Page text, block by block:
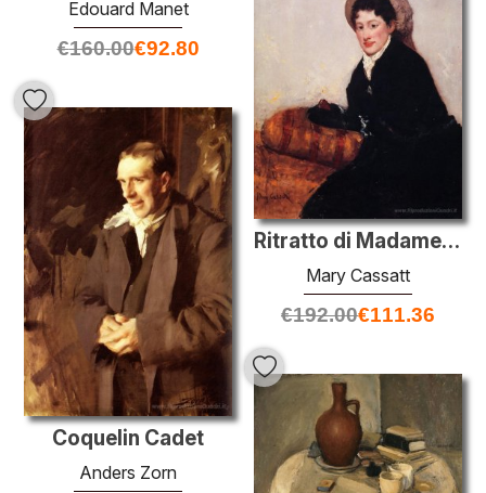
Edouard Manet
€160.00€92.80
Ritratto di Madame X Dressed per il Matinee
Mary Cassatt
€192.00€111.36
Coquelin Cadet
Anders Zorn